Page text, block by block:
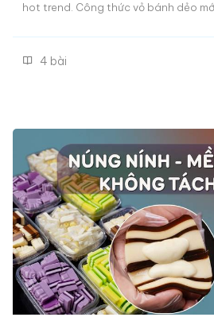
hot trend. Công thức vỏ bánh dẻo
truyền thống và Cách tạo hình bánh
4 bài